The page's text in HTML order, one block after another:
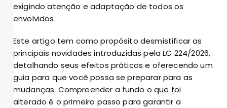
exigindo atenção e adaptação de todos os
envolvidos.
Este artigo tem como propósito desmistificar as
principais novidades introduzidas pela LC 224/2026,
detalhando seus efeitos práticos e oferecendo um
guia para que você possa se preparar para as
mudanças. Compreender a fundo o que foi
alterado é o primeiro passo para garantir a